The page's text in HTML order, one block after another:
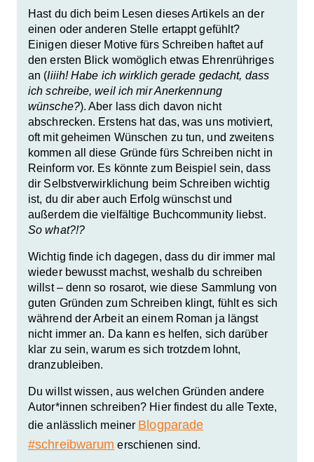
Hast du dich beim Lesen dieses Artikels an der
einen oder anderen Stelle ertappt gefühlt?
Einigen dieser Motive fürs Schreiben haftet auf
den ersten Blick womöglich etwas Ehrenrühriges
an (Iiiih! Habe ich wirklich gerade gedacht, dass
ich schreibe, weil ich mir Anerkennung
wünsche?). Aber lass dich davon nicht
abschrecken. Erstens hat das, was uns motiviert,
oft mit geheimen Wünschen zu tun, und zweitens
kommen all diese Gründe fürs Schreiben nicht in
Reinform vor. Es könnte zum Beispiel sein, dass
dir Selbstverwirklichung beim Schreiben wichtig
ist, du dir aber auch Erfolg wünschst und
außerdem die vielfältige Buchcommunity liebst.
So what?!?
Wichtig finde ich dagegen, dass du dir immer mal
wieder bewusst machst, weshalb du schreiben
willst – denn so rosarot, wie diese Sammlung von
guten Gründen zum Schreiben klingt, fühlt es sich
während der Arbeit an einem Roman ja längst
nicht immer an. Da kann es helfen, sich darüber
klar zu sein, warum es sich trotzdem lohnt,
dranzubleiben.
Du willst wissen, aus welchen Gründen andere
Autor*innen schreiben? Hier findest du alle Texte,
die anlässlich meiner Blogparade
#schreibwarum erschienen sind.